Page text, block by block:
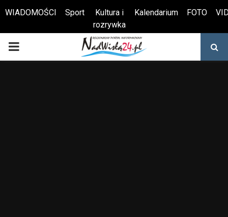
Otwórz pasek narzędzi
WIADOMOŚCI Sport
Kultura i
rozrywka
Kalendarium FOTO
PRIMARY